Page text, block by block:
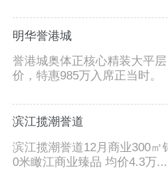
明华誉港城
誉港城奥体正核心精装大平
价，特惠985万入席正当时。
滨江揽潮誉道
滨江揽潮誉道12月商业300㎡
0米瞰江商业臻品 均价4.3万...